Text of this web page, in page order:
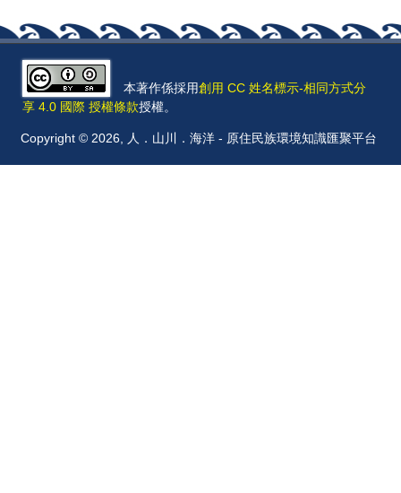
本著作係採用創用 CC 姓名標示-相同方式分
享 4.0 國際 授權條款授權。
Copyright © 2026, 人．山川．海洋 - 原住民族環境知識匯聚平台